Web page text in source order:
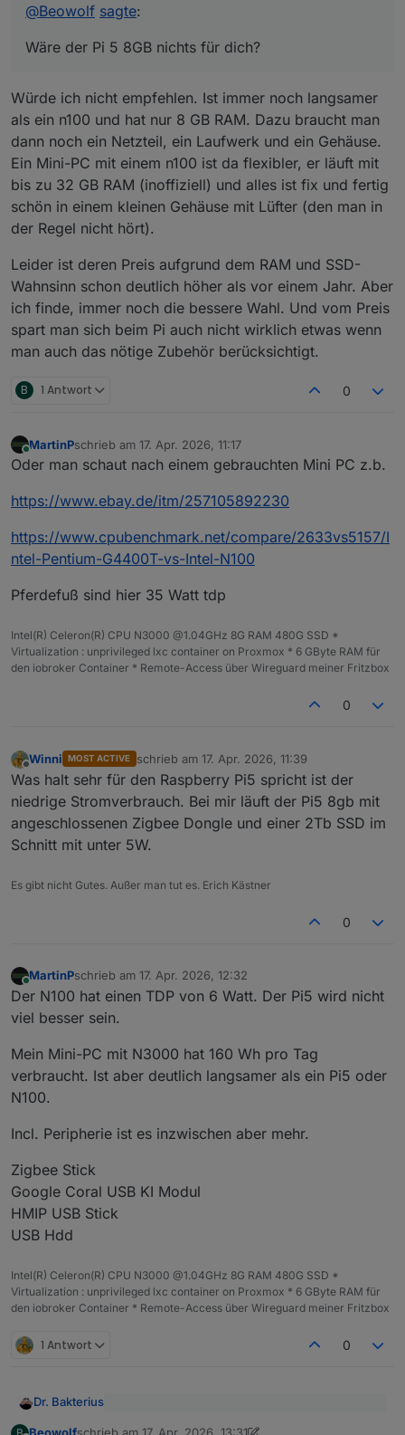
@Beowolf sagte:
Wäre der Pi 5 8GB nichts für dich?
Würde ich nicht empfehlen. Ist immer noch langsamer
als ein n100 und hat nur 8 GB RAM. Dazu braucht man
dann noch ein Netzteil, ein Laufwerk und ein Gehäuse.
Ein Mini-PC mit einem n100 ist da flexibler, er läuft mit
bis zu 32 GB RAM (inoffiziell) und alles ist fix und fertig
schön in einem kleinen Gehäuse mit Lüfter (den man in
der Regel nicht hört).
Leider ist deren Preis aufgrund dem RAM und SSD-
Wahnsinn schon deutlich höher als vor einem Jahr. Aber
ich finde, immer noch die bessere Wahl. Und vom Preis
spart man sich beim Pi auch nicht wirklich etwas wenn
man auch das nötige Zubehör berücksichtigt.
B 1 Antwort 0
Online
MartinPschrieb am 17. Apr. 2026, 11:17
zuletzt editiert von
Oder man schaut nach einem gebrauchten Mini PC z.b.
https://www.ebay.de/itm/257105892230
https://www.cpubenchmark.net/compare/2633vs5157/I
ntel-Pentium-G4400T-vs-Intel-N100
Pferdefuß sind hier 35 Watt tdp
Intel(R) Celeron(R) CPU N3000 @1.04GHz 8G RAM 480G SSD *
Virtualization : unprivileged lxc container on Proxmox * 6 GByte RAM für
den iobroker Container * Remote-Access über Wireguard meiner Fritzbox
0
Offline
Winni MOST ACTIVE schrieb am 17. Apr. 2026, 11:39
zuletzt editiert von
Was halt sehr für den Raspberry Pi5 spricht ist der
niedrige Stromverbrauch. Bei mir läuft der Pi5 8gb mit
angeschlossenen Zigbee Dongle und einer 2Tb SSD im
Schnitt mit unter 5W.
Es gibt nicht Gutes. Außer man tut es. Erich Kästner
0
Online
MartinPschrieb am 17. Apr. 2026, 12:32
zuletzt editiert von
Der N100 hat einen TDP von 6 Watt. Der Pi5 wird nicht
viel besser sein.
Mein Mini-PC mit N3000 hat 160 Wh pro Tag
verbraucht. Ist aber deutlich langsamer als ein Pi5 oder
N100.
Incl. Peripherie ist es inzwischen aber mehr.
Zigbee Stick
Google Coral USB KI Modul
HMIP USB Stick
USB Hdd
Intel(R) Celeron(R) CPU N3000 @1.04GHz 8G RAM 480G SSD *
Virtualization : unprivileged lxc container on Proxmox * 6 GByte RAM für
den iobroker Container * Remote-Access über Wireguard meiner Fritzbox
1 Antwort 0
Dr. Bakterius